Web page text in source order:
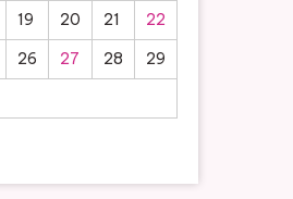
19 20 21
22
26 27 28
29